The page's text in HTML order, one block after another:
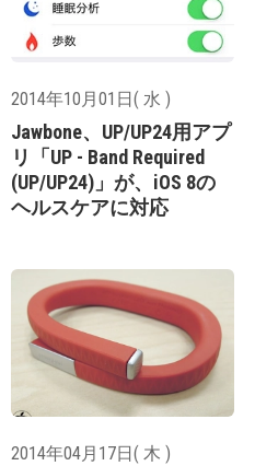
2014年10月01日( 水 )
Jawbone、UP/UP24用アプ
リ「UP - Band Required
(UP/UP24)」が、iOS 8の
ヘルスケアに対応
2014年04月17日( 木 )